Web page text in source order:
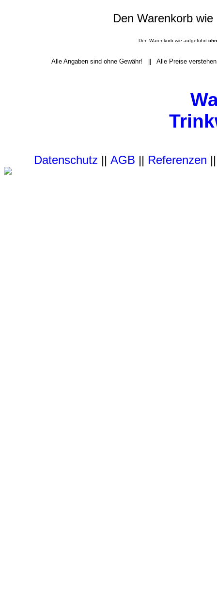
Den Warenkorb
Den Warenkorb wie aufgeführt
Alle Angaben sind ohne Gewähr! || Alle Preise
Datenschutz || AGB || Referenzen